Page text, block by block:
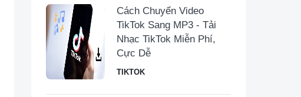
Cách Chuyển Video
TikTok Sang MP3 - Tải
Nhạc TikTok Miễn Phí,
Cực Dễ
TIKTOK